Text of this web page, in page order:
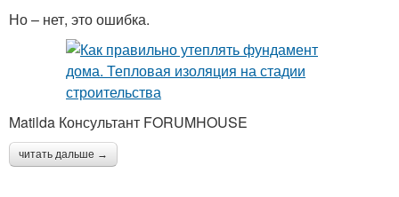
Но – нет, это ошибка.
Matilda Консультант FORUMHOUSE
читать дальше →